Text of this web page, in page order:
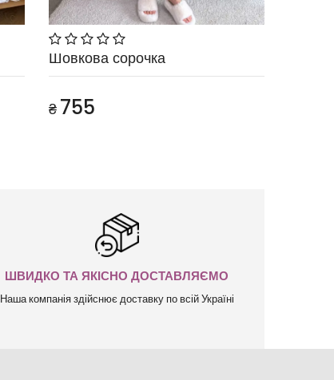
Шовкова сорочка
₴ 755
ШВИДКО ТА ЯКІСНО ДОСТАВЛЯЄМО
Наша компанія здійснює доставку по всій Україні